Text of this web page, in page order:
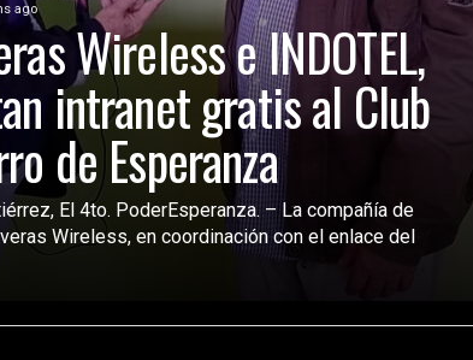
ago
Wireless e INDOTEL,
intranet gratis al Club
de Esperanza
El 4to. PoderEsperanza. – La compañía de
Wireless, en coordinación con el enlace del